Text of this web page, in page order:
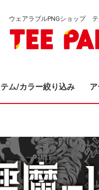
ウェアラブルPNGショップ
ム/カラー絞り込み